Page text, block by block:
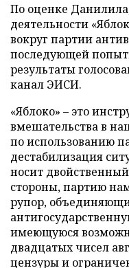
По оценке
деятельности
вокруг партии
последующей
результаты
канал ЭИСИ.
«Яблоко» – это
вмешательства в
по использованию
дестабилизация
носит
стороны, партию
рупор,
имеющуюся
двадцатых чисел
цензуры и